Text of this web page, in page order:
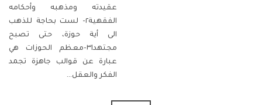
عقيدته ومذهبه وأحكامه
الفقهية٢- لست بحاجة للذهب
الى أية حوزة، حتى تصبح
مجتهدا٣-معظم الحوزات هي
عبارة عن قوالب جاهزة تجمد
الفكر والعقل…